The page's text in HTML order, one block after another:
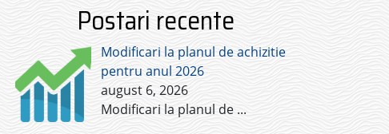
Postari recente
Modificari la planul de achizitie
pentru anul 2026
august 6, 2026
Modificari la planul de ...